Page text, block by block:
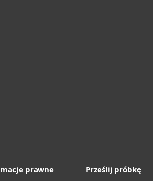
prawne
Prześlij próbkę